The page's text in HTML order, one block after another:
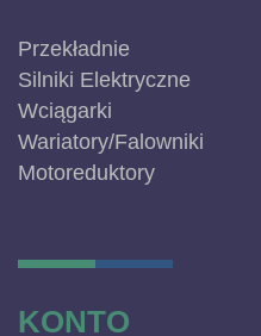
Przekładnie
Silniki Elektryczne
Wciągarki
Wariatory/Falowniki
Motoreduktory
KONTO